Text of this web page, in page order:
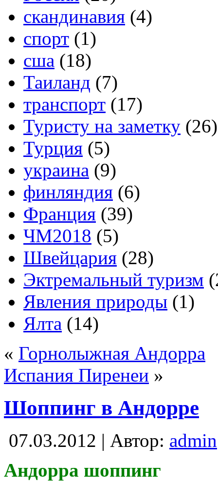
скандинавия (4)
спорт (1)
сша (18)
Таиланд (7)
транспорт (17)
Туристу на заметку (26)
Турция (5)
украина (9)
финляндия (6)
Франция (39)
ЧМ2018 (5)
Швейцария (28)
Эктремальный туризм
Явления природы (1)
Ялта (14)
« Горнолыжная Андорра
Испания Пиренеи »
Шоппинг в Андорре
07.03.2012 | Автор: admin
Андорра шоппинг